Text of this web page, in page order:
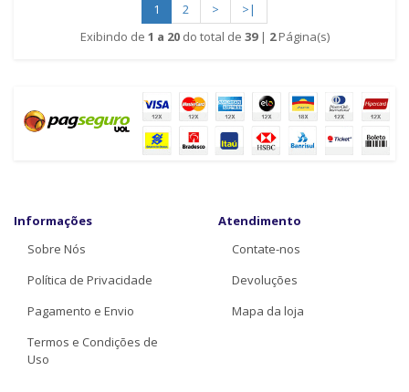
1 2 >
>|
Exibindo de 1 a 20do total de 39| 2Página(s)
Informações
Sobre Nós
Política de Privacidade
Pagamento e Envio
Termos e Condições de
Uso
Atendimento
Contate-nos
Devoluções
Mapa da loja